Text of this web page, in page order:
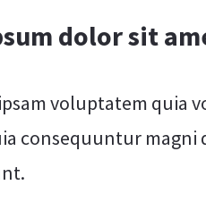
dolor sit
voluptatem quia
consequuntur